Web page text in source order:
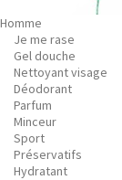
Homme
Je me rase
Gel douche
Nettoyant visage
Déodorant
Parfum
Minceur
Sport
Préservatifs
Hydratant